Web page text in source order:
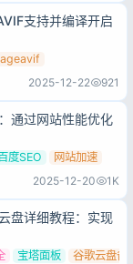
支持并编译开启
2025-12-22 921
通过网站性能优化
度SEO
网站加速
2025-12-20 1K
盘详细教程：实现
宝塔面板
谷歌云盘备